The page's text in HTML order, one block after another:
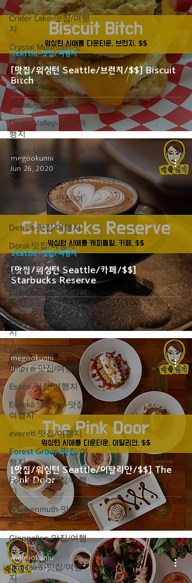
Crater Lake-맛집/여행
지
Crystal Mountain-맛
집/여행지
Cuyahoga Valley-맛
집/여행지
Dallas-맛집/여행지
Death Valley-맛집/여
행지
Death Valley-맛집/여
행지
Denver-맛집/여행지
Des Moines-맛집/여
Detroit-맛집/여행지
Doral-맛집/여행지
Dripping Springs-맛
집/여행지
Dry Tortugas-맛집/여
행지
Edgewater-맛집/여행
지
El Paso-맛집/여행지
Empire-맛집/여행지
Essex-맛집/여행지
Eureka Springs-맛집/
여행지
everett-맛집/여행지
Forest Grove-맛집/여
행지
Fort Worth-맛집/여행
지
Frankenmuth-맛집/여
행지
Glennallen-맛집/여행
지
Gonzales-맛집/여행
지
[맛집/워싱턴 Seattle/브런치/$$] Biscuit
Bitch
Seattle-맛집/여행지
[맛집/워싱턴 Seattle/카페/$$]
Starbucks Reserve
Seattle-맛집/여행지
megookunni
Jun 26, 2020
[맛집/워싱턴 Seattle/이탈리안/$$] The
Pink Door
Seattle-맛집/여행지
megookunni
Jun 26, 2020
megookunni
Jun 26, 2020